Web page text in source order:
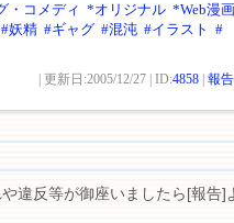
・コメディ *オリジナル *Web漫画
#妖精 #ギャグ #混沌 #イラスト #
| 更新日:2005/12/27 | ID:4858 報告
違反等が御座いましたら[報告]